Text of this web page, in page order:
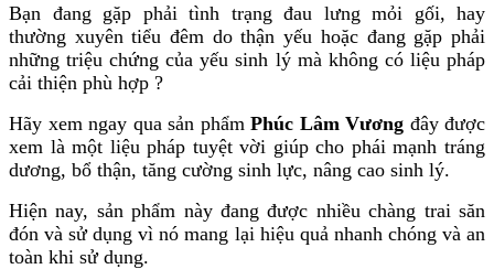
Bạn đang gặp phải tình trạng đau lưng mỏi gối, hay
thường xuyên tiểu đêm do thận yếu hoặc đang gặp phải
những triệu chứng của yếu sinh lý mà không có liệu pháp
cải thiện phù hợp ?
Hãy xem ngay qua sản phẩm Phúc Lâm Vương đây được
xem là một liệu pháp tuyệt vời giúp cho phái mạnh tráng
dương, bổ thận, tăng cường sinh lực, nâng cao sinh lý.
Hiện nay, sản phẩm này đang được nhiều chàng trai săn
đón và sử dụng vì nó mang lại hiệu quả nhanh chóng và an
toàn khi sử dụng.